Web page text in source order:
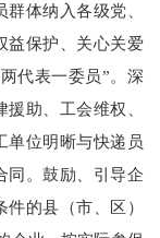
体纳入各级党、
益保护、关心关爱
两代表一委员”。深
助、工会维权、
单位明晰与快递员
同。鼓励、引导企
的县（市、区）